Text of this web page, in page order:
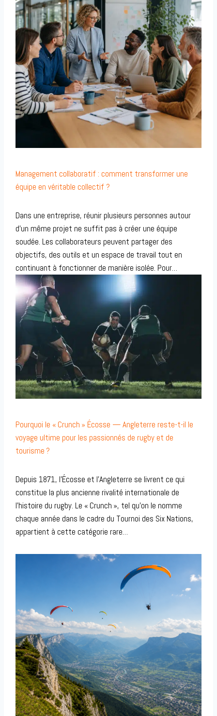
Management collaboratif : comment transformer une
équipe en véritable collectif ?
Dans une entreprise, réunir plusieurs personnes autour
d’un même projet ne suffit pas à créer une équipe
soudée. Les collaborateurs peuvent partager des
objectifs, des outils et un espace de travail tout en
continuant à fonctionner de manière isolée. Pour…
Pourquoi le « Crunch » Écosse — Angleterre reste-t-il le
voyage ultime pour les passionnés de rugby et de
tourisme ?
Depuis 1871, l’Écosse et l’Angleterre se livrent ce qui
constitue la plus ancienne rivalité internationale de
l’histoire du rugby. Le « Crunch », tel qu’on le nomme
chaque année dans le cadre du Tournoi des Six Nations,
appartient à cette catégorie rare…